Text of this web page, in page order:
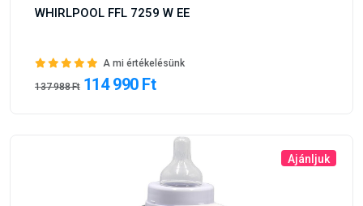
WHIRLPOOL FFL 7259 W EE
A mi értékelésünk
137 988 Ft 114 990 Ft
Ajánljuk